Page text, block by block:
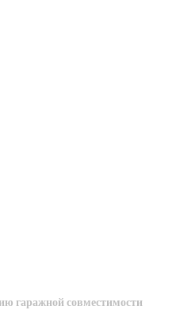
гаражной совместимости